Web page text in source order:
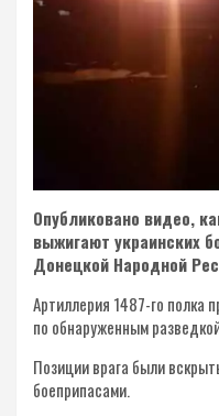
Опубликовано видео,
выжигают украинских
Донецкой Народной
Артиллерия 1487-го полка
по обнаруженным
Позиции врага были
боеприпасами.